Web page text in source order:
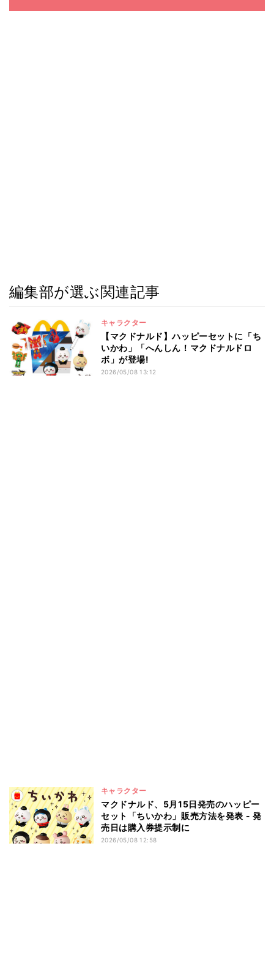
編集部が選ぶ関連記事
キャラクター
【マクドナルド】ハッピーセットに「ち
いかわ」「へんしん！マクドナルドロ
ボ」が登場!
2026/05/08 13:12
キャラクター
マクドナルド、5月15日発売のハッピー
セット「ちいかわ」販売方法を発表 - 発
売日は購入券提示制に
2026/05/08 12:58